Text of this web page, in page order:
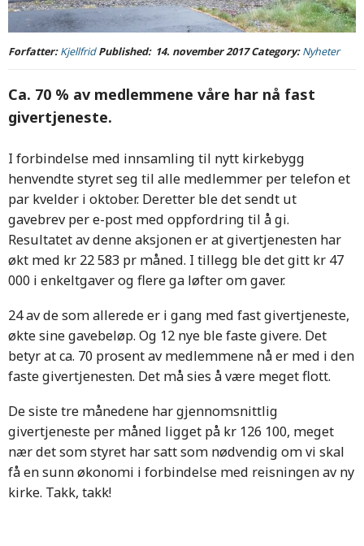
Forfatter:KjellfridPublished: 14. november 2017 Category:Nyheter
Ca. 70 % av medlemmene våre har nå fast
givertjeneste.
I forbindelse med innsamling til nytt kirkebygg
henvendte styret seg til alle medlemmer per telefon et
par kvelder i oktober. Deretter ble det sendt ut
gavebrev per e-post med oppfordring til å gi.
Resultatet av denne aksjonen er at givertjenesten har
økt med kr 22 583 pr måned. I tillegg ble det gitt kr 47
000 i enkeltgaver og flere ga løfter om gaver.
24 av de som allerede er i gang med fast givertjeneste,
økte sine gavebeløp. Og 12 nye ble faste givere. Det
betyr at ca. 70 prosent av medlemmene nå er med i den
faste givertjenesten. Det må sies å være meget flott.
De siste tre månedene har gjennomsnittlig
givertjeneste per måned ligget på kr 126 100, meget
nær det som styret har satt som nødvendig om vi skal
få en sunn økonomi i forbindelse med reisningen av ny
kirke. Takk, takk!